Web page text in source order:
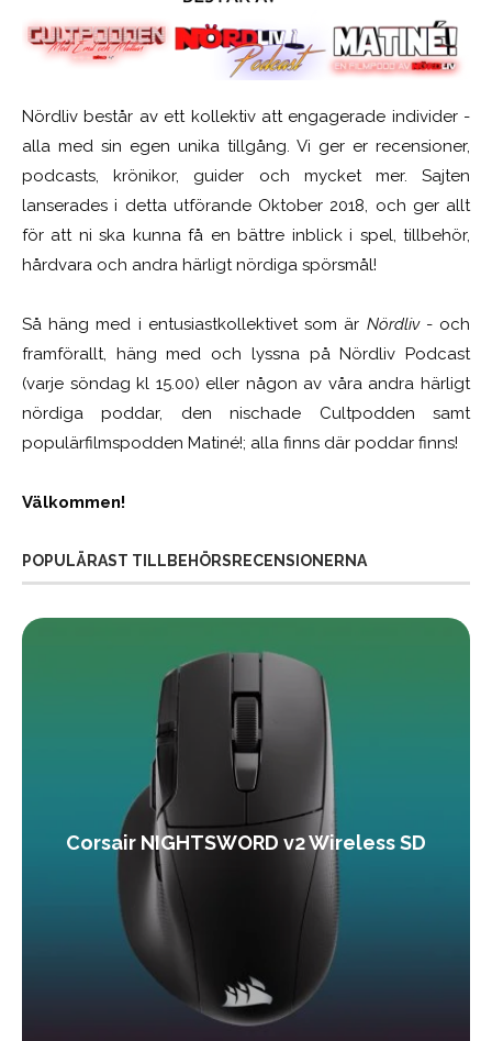
Nördliv består av ett kollektiv att engagerade individer -
alla med sin egen unika tillgång. Vi ger er recensioner,
podcasts, krönikor, guider och mycket mer. Sajten
lanserades i detta utförande Oktober 2018, och ger allt
för att ni ska kunna få en bättre inblick i spel, tillbehör,
hårdvara och andra härligt nördiga spörsmål!
Så häng med i entusiastkollektivet som är Nördliv- och
framförallt, häng med och lyssna på Nördliv Podcast
(varje söndag kl 15.00) eller någon av våra andra härligt
nördiga poddar, den nischade Cultpodden samt
populärfilmspodden Matiné!; alla finns där poddar finns!
Välkommen!
POPULÄRAST TILLBEHÖRSRECENSIONERNA
Corsair NIGHTSWORD v2 Wireless SD